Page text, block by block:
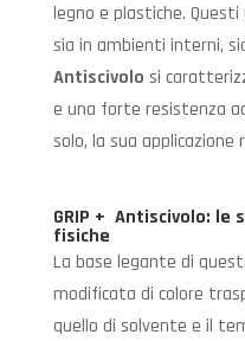
legno e plastiche.
sia in ambienti interni,
Antiscivolo si
e una forte resistenza
solo, la sua
GRIP + Antiscivolo: le
fisiche
La base legante di
modificata di colore
quello di solvente e il